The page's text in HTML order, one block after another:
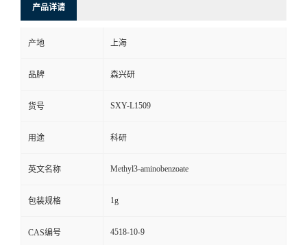
产品详请
产地 上海
品牌 森兴研
货号 SXY-L1509
用途 科研
英文名称 Methyl3-aminobenzoate
包装规格 1g
CAS编号 4518-10-9